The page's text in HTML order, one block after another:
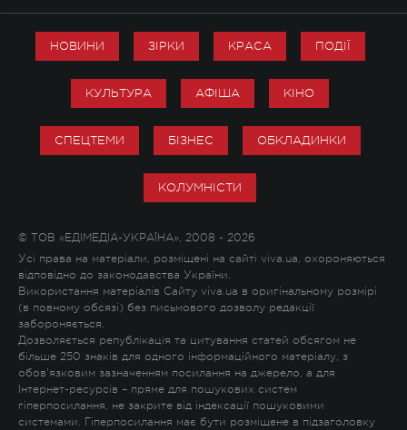
НОВИНИ ЗІРКИ КРАСА ПОДІЇ
КУЛЬТУРА АФІША КІНО
СПЕЦТЕМИ БІЗНЕС ОБКЛАДИНКИ
КОЛУМНІСТИ
© ТОВ «ЕДІМЕДІА-УКРАЇНА», 2008 - 2026
Усі права на матеріали, розміщені на сайті viva.ua, охороняються
відповідно до законодавства України.
Використання матеріалів Сайту viva.ua в оригінальному розмірі
(в повному обсязі) без письмового дозволу редакції
забороняється.
Дозволяється републікація та цитування статей обсягом не
більше 250 знаків для одного інформаційного матеріалу, з
обов'язковим зазначенням посилання на джерело, а для
Інтернет-ресурсів – пряме для пошукових систем
гіперпосилання, не закрите від індексації пошуковими
системами. Гіперпосилання має бути розміщене в підзаголовку